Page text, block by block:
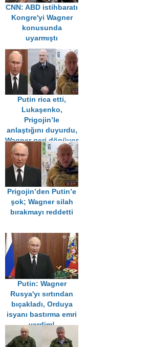
CNN: ABD istihbaratı
Kongre'yi Wagner
konusunda
uyarmıştı
Putin rica etti,
Lukaşenko,
Prigojin’le
anlaştığını duyurdu,
Wagner geri dönüyor
Prigojin’den Putin’e
şok; Wagner silah
bırakmayı reddetti
Putin: Wagner
Rusya'yı sırtından
bıçakladı, Orduya
isyanı bastırma emri
verdim!